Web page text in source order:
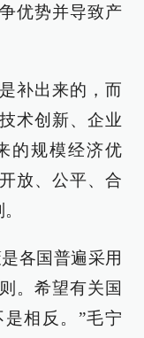
优势并导致产
补出来的，而
术创新、企业
的规模经济优
放、公平、合
各国普遍采用
。希望有关国
相反。”毛宁